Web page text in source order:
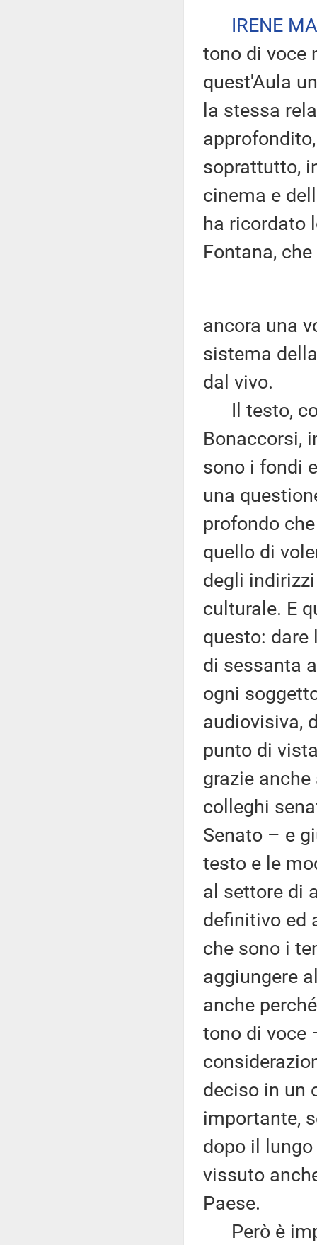
IRENE
tono di voce
quest'Aula
la stessa
soprattutto,
cinema e
ha ricordato
Fontana,
ancora una
sistema
dal vivo.
Il testo,
Bonaccorsi,
sono i fondi
una
profondo
quello di
degli
culturale. E
questo: dare
di sessanta
ogni
audiovisiva,
punto di
grazie
colleghi
Senato – e
testo e le
al settore di
definitivo ed
che sono i
aggiungere
anche
tono di voce
deciso in un
importante,
dopo il
vissuto
Paese.
Però è